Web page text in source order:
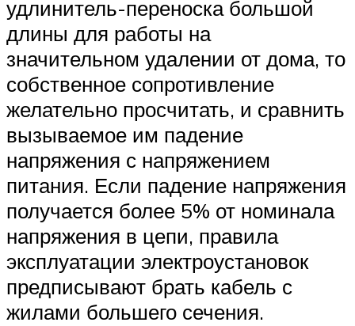
удлинитель-переноска большой
длины для работы на
значительном удалении от дома, то
собственное сопротивление
желательно просчитать, и сравнить
вызываемое им падение
напряжения с напряжением
питания. Если падение напряжения
получается более 5% от номинала
напряжения в цепи, правила
эксплуатации электроустановок
предписывают брать кабель с
жилами большего сечения.